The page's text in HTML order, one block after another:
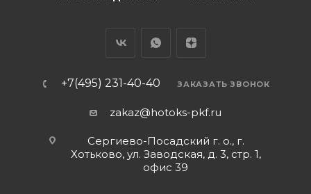
+7(495) 231-40-40 ЗАКАЗАТЬ ЗВОНОК
zakaz@hotoks-pkf.ru
Сергиево-Посадский г. о., г.
Хотьково, ул. Заводская, д. 3, стр. 1,
офис 39